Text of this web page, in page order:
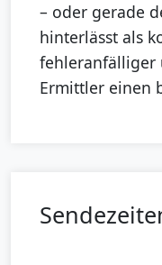
– oder gerade
hinterlässt als
fehleranfälliger
Ermittler einen